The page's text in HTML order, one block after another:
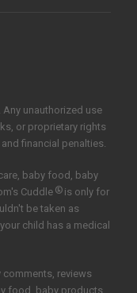
unauthorized use
or proprietary rights
financial penalties.
baby food, baby
Cuddle ®is only for
be taken as
child has a medical
reviews
food, baby products